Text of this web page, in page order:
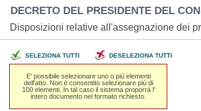
DECRETO DEL PRESIDENTE DEL
Disposizioni relative all'assegnazione dei
SELEZIONA TUTTI DESELEZIONA TUTTI
E' possibile selezionare uno o piú elementi
dell'atto. Non é consentito selezionare piú di
100 elementi. In tal caso il sistema proporrá l'
intero documento nel formato richiesto.